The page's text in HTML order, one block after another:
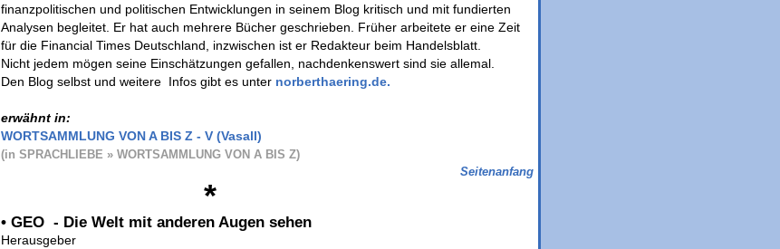
finanzpolitischen und politischen Entwicklungen in seinem Blog kritisch und mit fundierten
Analysen begleitet. Er hat auch mehrere Bücher geschrieben. Früher arbeitete er eine Zeit
für die Financial Times Deutschland, inzwischen ist er Redakteur beim Handelsblatt.
Nicht jedem mögen seine Einschätzungen gefallen, nachdenkenswert sind sie allemal.
Den Blog selbst und weitere Infos gibt es unter norberthaering.de.
erwähnt in:
WORTSAMMLUNG VON A BIS Z - V (Vasall)
(in SPRACHLIEBE » WORTSAMMLUNG VON A BIS Z)
Seitenanfang
*
• GEO - Die Welt mit anderen Augen sehen
Herausgeber